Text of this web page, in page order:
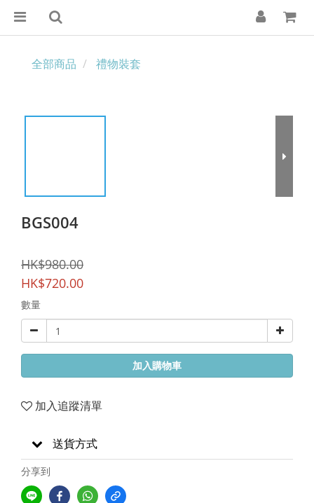
全部商品 禮物裝套
BGS004
HK$980.00
HK$720.00
數量
加入購物車
加入追蹤清單
送貨方式
分享到